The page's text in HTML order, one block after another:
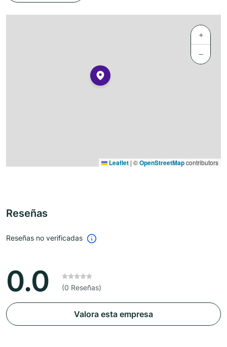
+
−
Leaflet | ©OpenStreetMapcontributors
Reseñas
Reseñas no verificadas
0.0 (0 Reseñas)
Valora esta empresa